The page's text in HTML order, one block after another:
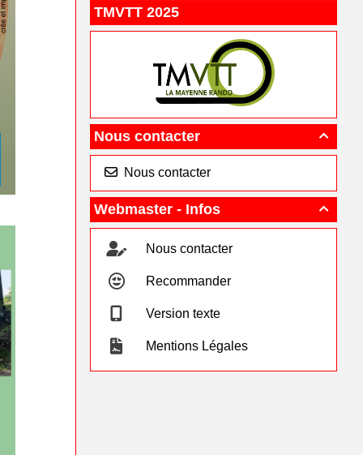
TMVTT 2025

Nous contacter
Nous contacter

Webmaster - Infos
Nous contacter
Recommander
Version texte
Mentions Légales